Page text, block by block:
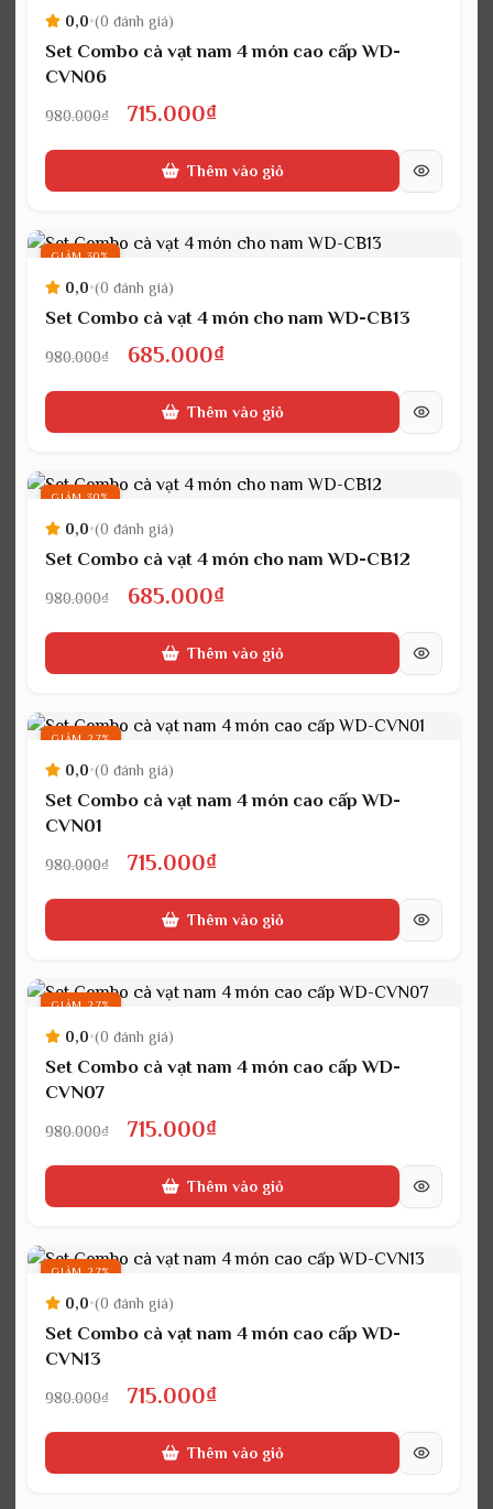
0,0•(0 đánh giá)
Set Combo cà vạt nam 4 món cao cấp WD-
CVN06
980.000₫
Giá
gốc
715.000₫Giá
hiện
tại
715.000₫.
Thêm vào giỏ
GIẢM 30%
0,0•(0 đánh giá)
Set Combo cà vạt 4 món cho nam WD-CB13
980.000₫
Giá
gốc
685.000₫Giá
hiện
tại
685.000₫.
Thêm vào giỏ
GIẢM 30%
0,0•(0 đánh giá)
Set Combo cà vạt 4 món cho nam WD-CB12
980.000₫
Giá
gốc
685.000₫Giá
hiện
tại
685.000₫.
Thêm vào giỏ
GIẢM 27%
0,0•(0 đánh giá)
Set Combo cà vạt nam 4 món cao cấp WD-
CVN01
980.000₫
Giá
gốc
715.000₫Giá
hiện
tại
715.000₫.
Thêm vào giỏ
GIẢM 27%
0,0•(0 đánh giá)
Set Combo cà vạt nam 4 món cao cấp WD-
CVN07
980.000₫
Giá
gốc
715.000₫Giá
hiện
tại
715.000₫.
Thêm vào giỏ
GIẢM 27%
0,0•(0 đánh giá)
Set Combo cà vạt nam 4 món cao cấp WD-
CVN13
980.000₫
Giá
gốc
715.000₫Giá
hiện
tại
Thêm vào giỏ